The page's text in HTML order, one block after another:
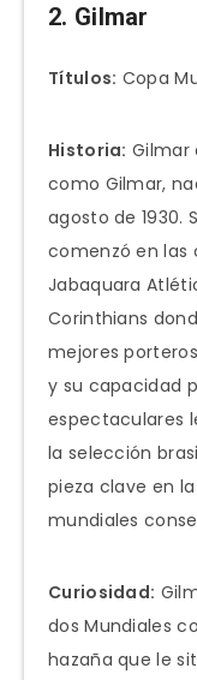
2. Gilmar
Títulos: Copa
Historia: Gilmar
como Gilmar,
agosto de 1930.
comenzó en las
Jabaquara
Corinthians
mejores
y su capacidad
espectaculares
la selección
pieza clave en
mundiales
Curiosidad:
dos Mundiales
hazaña que le